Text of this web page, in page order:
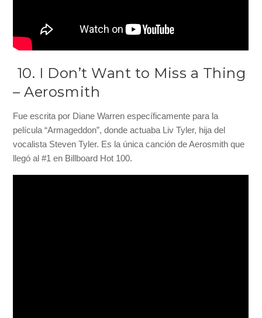
10. I Don’t Want to Miss a Thing
– Aerosmith
Fue escrita por Diane Warren específicamente para la
película “Armageddon”, donde actuaba Liv Tyler, hija del
vocalista Steven Tyler. Es la única canción de Aerosmith que
llegó al #1 en Billboard Hot 100.